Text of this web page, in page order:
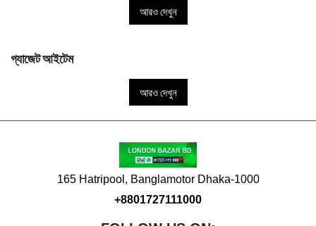
আরও দেখুন
গ্যাজেট আইটেম
আরও দেখুন
165 Hatripool, Banglamotor Dhaka-1000
+8801727111000